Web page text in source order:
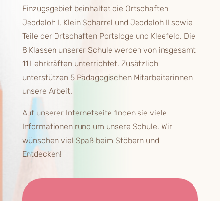
Einzugsgebiet beinhaltet die Ortschaften
Jeddeloh I, Klein Scharrel und Jeddeloh II sowie
Teile der Ortschaften Portsloge und Kleefeld. Die
8 Klassen unserer Schule werden von insgesamt
11 Lehrkräften unterrichtet. Zusätzlich
unterstützen 5 Pädagogischen Mitarbeiterinnen
unsere Arbeit.
Auf unserer Internetseite finden sie viele
Informationen rund um unsere Schule. Wir
wünschen viel Spaß beim Stöbern und
Entdecken!